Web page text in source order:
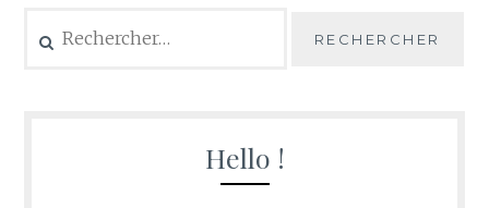
Hello !